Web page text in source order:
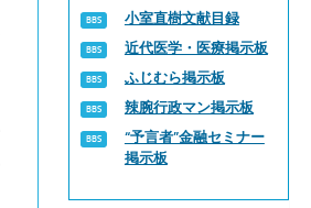
小室直樹文献目録
近代医学・医療掲示板
ふじむら掲示板
辣腕行政マン掲示板
“予言者”金融セミナー
掲示板